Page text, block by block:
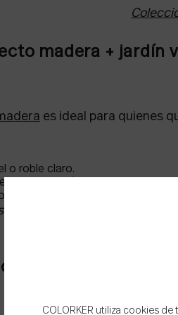
madera + jardín
es ideal para quienes
o roble claro.
o celosía vegetal en una
o madera natural completan la
lamas influye. Colócalas
beige +
COLORKER utiliza cookies